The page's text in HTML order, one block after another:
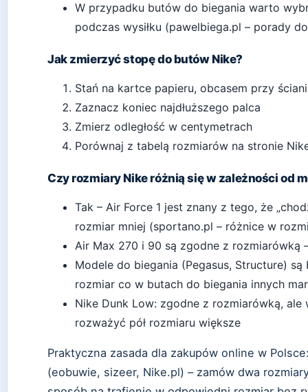
W przypadku butów do biegania warto
podczas wysiłku (pawelbiega.pl – porady
Jak zmierzyć stopę do butów Nike?
Stań na kartce papieru, obcasem przy
Zaznacz koniec najdłuższego palca
Zmierz odległość w centymetrach
Porównaj z tabelą rozmiarów na stronie
Czy rozmiary Nike różnią się w zależności od
Tak – Air Force 1 jest znany z tego, że
rozmiar mniej (sportano.pl – różnice w
Air Max 270 i 90 są zgodne z rozmiarówką
Modele do biegania (Pegasus, Structure)
rozmiar co w butach do biegania innych
Nike Dunk Low: zgodne z rozmiarówką,
rozważyć pół rozmiaru większe
Praktyczna zasada dla zakupów online w
(eobuwie, sizeer, Nike.pl) – zamów dwa